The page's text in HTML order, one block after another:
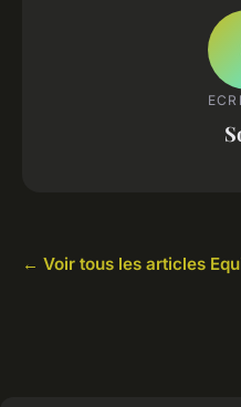
← Voir tous les articles